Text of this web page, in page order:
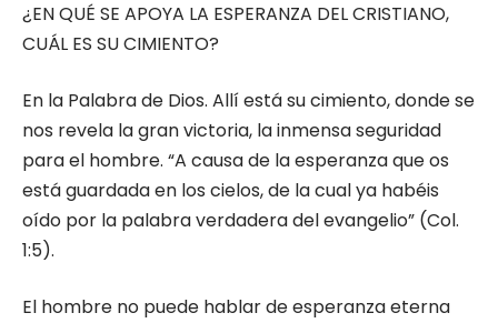
¿EN QUÉ SE APOYA LA ESPERANZA DEL CRISTIANO,
CUÁL ES SU CIMIENTO?
En la Palabra de Dios. Allí está su cimiento, donde se
nos revela la gran victoria, la inmensa seguridad
para el hombre. “A causa de la esperanza que os
está guardada en los cielos, de la cual ya habéis
oído por la palabra verdadera del evangelio” (Col.
1:5).
El hombre no puede hablar de esperanza eterna